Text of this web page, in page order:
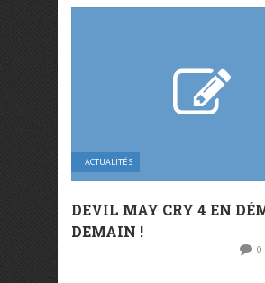
ACTUALITÉS
DEVIL MAY CRY 4 EN
DEMAIN !
0